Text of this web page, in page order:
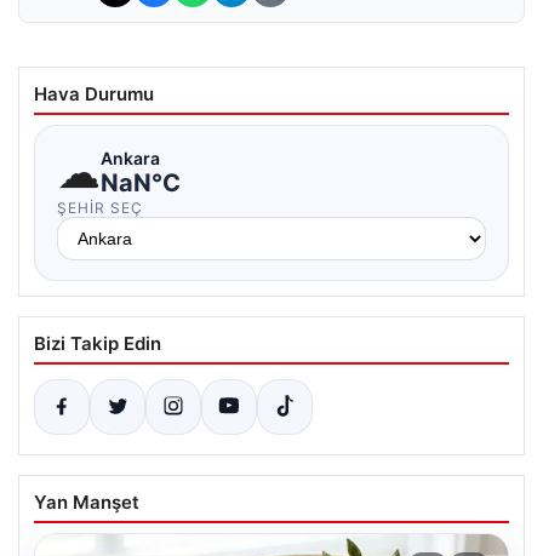
Hava Durumu
☁Ankara
NaN°C
ŞEHIR SEÇ
Bizi Takip Edin
Yan Manşet